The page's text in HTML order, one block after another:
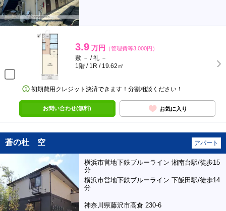
3.9 万円 （管理費等3,000円）
敷 － / 礼 －
1階 / 1R / 19.62㎡
初期費用クレジット決済できます！分割相談ください！
お問い合わせ(無料) お気に入り
蒼の杜 空 アパート
横浜市営地下鉄ブルーライン 湘南台駅/徒歩15
分
横浜市営地下鉄ブルーライン 下飯田駅/徒歩14
分
神奈川県藤沢市高倉 230-6